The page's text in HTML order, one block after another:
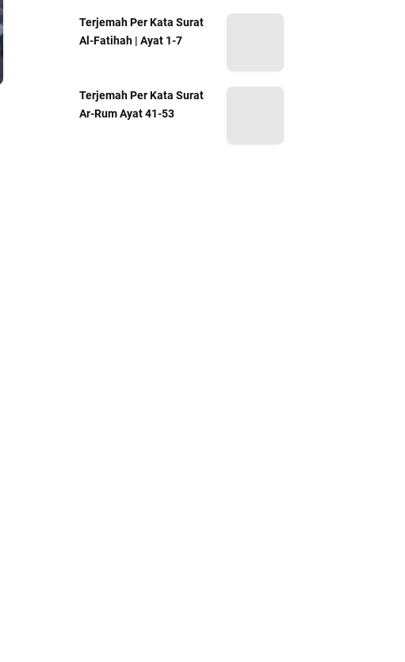
Terjemah Per Kata Surat
Al-Fatihah | Ayat 1-7
Terjemah Per Kata Surat
Ar-Rum Ayat 41-53